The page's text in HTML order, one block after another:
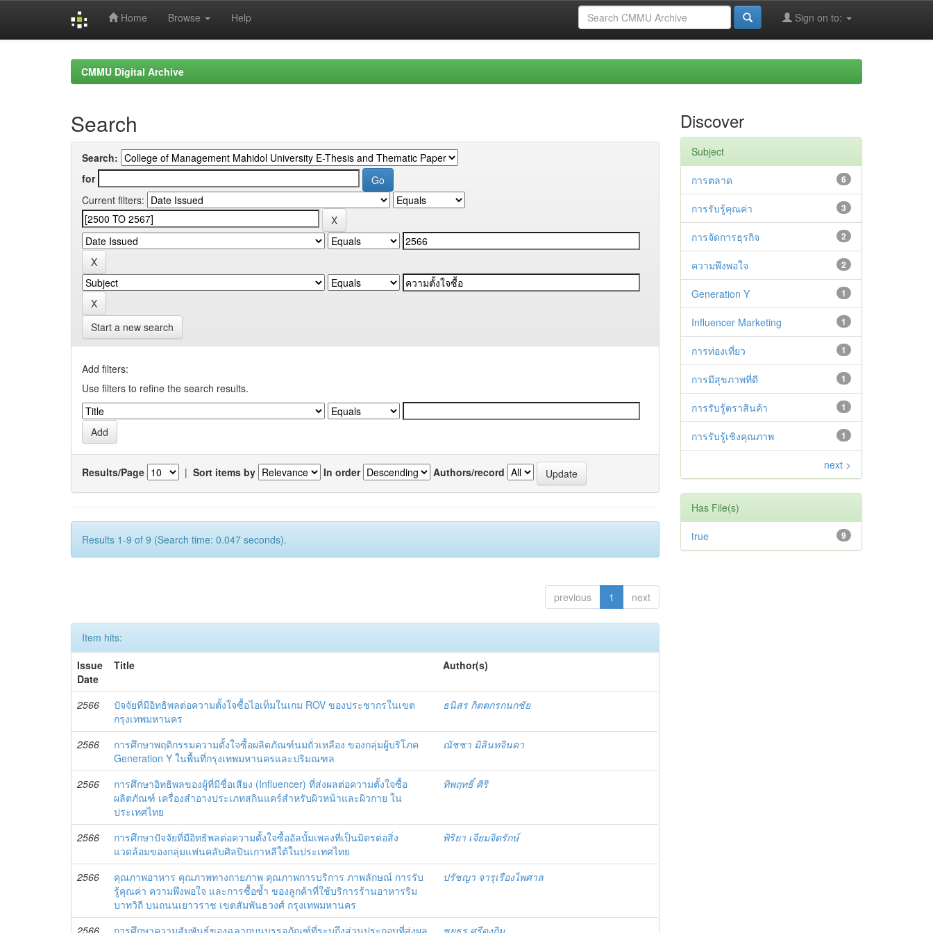
Home Browse Help Sign on to:
CMMU Digital Archive
Search
Search:
for
Current filters:
Start a new search
Add filters:
Use filters to refine the search results.
Results/Page | Sort items by In order Authors/record
Results 1-9 of 9 (Search time: 0.047 seconds).
previous 1 next
Item hits:
Issue
Date
Title Author(s)
2566
ปัจจัยที่มีอิทธิพลต่อความตั้งใจซื้อไอเท็มในเกม ROV ของประชากรในเขต
กรุงเทพมหานคร
ธนิสร กิตตกรกนกชัย
2566
การศึกษาพฤติกรรมความตั้งใจซื้อผลิตภัณฑ์นมถั่วเหลือง ของกลุ่มผู้บริโภค
Generation Y ในพื้นที่กรุงเทพมหานครและปริมณฑล
ณัชชา มิลินทจินดา
2566
การศึกษาอิทธิพลของผู้ที่มีชื่อเสียง (Influencer) ที่ส่งผลต่อความตั้งใจซื้อ
ผลิตภัณฑ์ เครื่องสำอางประเภทสกินแคร์สำหรับผิวหน้าและผิวกาย ใน
ประเทศไทย
ทิพฤทธิ์ ศิริ
2566
การศึกษาปัจจัยที่มีอิทธิพลต่อความตั้งใจซื้ออัลบั้มเพลงที่เป็นมิตรต่อสิ่ง
แวดล้อมของกลุ่มแฟนคลับศิลปินเกาหลีใต้ในประเทศไทย
พิริยา เจียมจิตรักษ์
2566
คุณภาพอาหาร คุณภาพทางกายภาพ คุณภาพการบริการ ภาพลักษณ์ การรับ
รู้คุณค่า ความพึงพอใจ และการซื้อซ้ำ ของลูกค้าที่ใช้บริการร้านอาหารริม
บาทวิถี บนถนนเยาวราช เขตสัมพันธวงศ์ กรุงเทพมหานคร
ปรัชญา จารุเรืองไพศาล
2566 การศึกษาความสัมพันธ์ของฉลากบนบรรจุภัณฑ์ที่ระบุถึงส่วนประกอบที่ส่งผล ชยธร ศรีตงกิม
Discover
Subject
6
การตลาด
3
การรับรู้คุณค่า
2
การจัดการธุรกิจ
2
ความพึงพอใจ
1
Generation Y
1
Influencer Marketing
1
การท่องเที่ยว
1
การมีสุขภาพที่ดี
1
การรับรู้ตราสินค้า
1
การรับรู้เชิงคุณภาพ
next >
Has File(s)
9
true